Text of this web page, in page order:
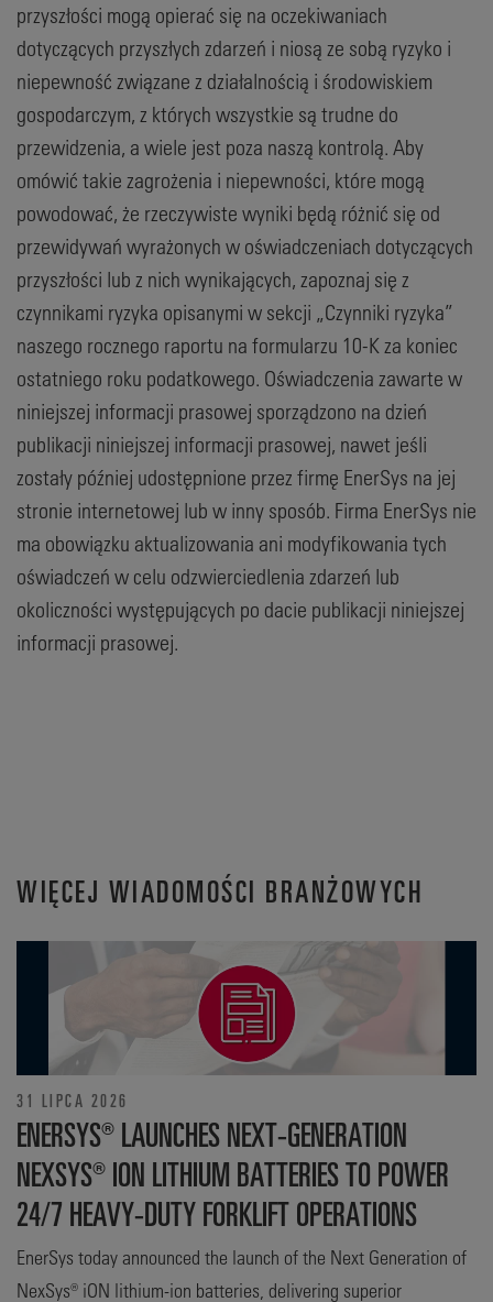
przyszłości mogą opierać się na oczekiwaniach
dotyczących przyszłych zdarzeń i niosą ze sobą ryzyko i
niepewność związane z działalnością i środowiskiem
gospodarczym, z których wszystkie są trudne do
przewidzenia, a wiele jest poza naszą kontrolą. Aby
omówić takie zagrożenia i niepewności, które mogą
powodować, że rzeczywiste wyniki będą różnić się od
przewidywań wyrażonych w oświadczeniach dotyczących
przyszłości lub z nich wynikających, zapoznaj się z
czynnikami ryzyka opisanymi w sekcji „Czynniki ryzyka”
naszego rocznego raportu na formularzu 10-K za koniec
ostatniego roku podatkowego. Oświadczenia zawarte w
niniejszej informacji prasowej sporządzono na dzień
publikacji niniejszej informacji prasowej, nawet jeśli
zostały później udostępnione przez firmę EnerSys na jej
stronie internetowej lub w inny sposób. Firma EnerSys nie
ma obowiązku aktualizowania ani modyfikowania tych
oświadczeń w celu odzwierciedlenia zdarzeń lub
okoliczności występujących po dacie publikacji niniejszej
informacji prasowej.
WIĘCEJ WIADOMOŚCI BRANŻOWYCH
31 LIPCA 2026
ENERSYS® LAUNCHES NEXT-GENERATION
NEXSYS® ION LITHIUM BATTERIES TO POWER
24/7 HEAVY-DUTY FORKLIFT OPERATIONS
EnerSys today announced the launch of the Next Generation of
NexSys® iON lithium-ion batteries, delivering superior